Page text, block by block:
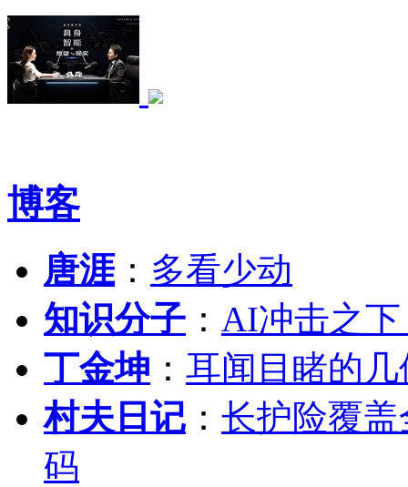
博客
唐涯： 多看少动
知识分子 ： AI冲击之
丁金坤 ： 耳闻目睹的
村夫日记 ： 长护险覆
码